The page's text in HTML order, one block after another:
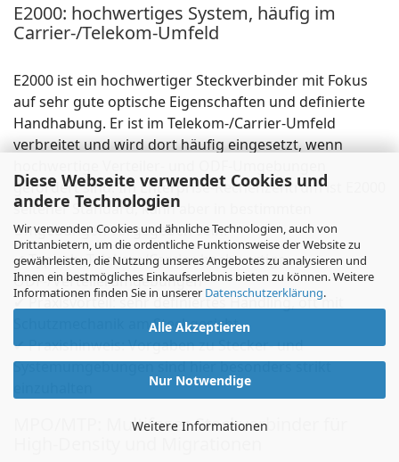
Diese Webseite verwendet Cookies und
andere Technologien
Wir verwenden Cookies und ähnliche Technologien, auch von
Drittanbietern, um die ordentliche Funktionsweise der Website zu
gewährleisten, die Nutzung unseres Angebotes zu analysieren und
Ihnen ein bestmögliches Einkaufserlebnis bieten zu können. Weitere
Informationen finden Sie in unserer Datenschutzerklärung.
Alle Akzeptieren
Nur Notwendige
Weitere Informationen
E2000: hochwertiges System, häufig im
Carrier-/Telekom-Umfeld
E2000 ist ein hochwertiger Steckverbinder mit Fokus
auf sehr gute optische Eigenschaften und definierte
Handhabung. Er ist im Telekom-/Carrier-Umfeld
verbreitet und wird dort häufig eingesetzt, wenn
gefordert sind. Im Enterprise-Rechenzentrum ist E2000
seltener Standard, kann aber in bestimmten
Umgebungen vorgegeben sein.
✔ Typisch: Telekom/Carrier, hochwertige
ODF-/Verteilerumgebungen
✔ Praxisvorteil: sehr definiertes Handling, oft mit
Schutzmechanik am Steckgesicht
✔ Praxishinweis: Vorgaben zu Stecker- und
Systemumgebungen sind hier besonders strikt
MPO/MTP: Multifaser-Steckverbinder für